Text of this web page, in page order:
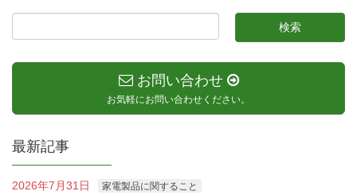
お問い合わせ
お気軽にお問い合わせください。
最新記事
2026年7月31日 家電製品に関すること